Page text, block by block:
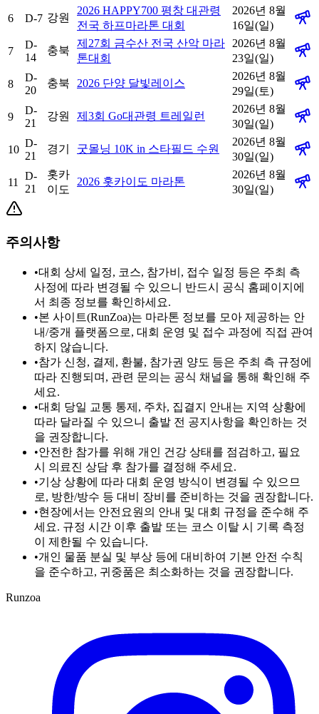
6 D-7 강원
2026 HAPPY700 평창 대관령
전국 하프마라톤 대회
2026년 8월
16일(일)
7
D-
14
충북
제27회 금수산 전국 산악 마라
톤대회
2026년 8월
23일(일)
8
D-
20
충북 2026 단양 달빛레이스
2026년 8월
29일(토)
9
D-
21
강원 제3회 Go대관령 트레일런
2026년 8월
30일(일)
10
D-
21
경기 굿몰닝 10K in 스타필드 수원
2026년 8월
30일(일)
11
D-
21
홋카
이도
2026 홋카이도 마라톤
2026년 8월
30일(일)
주의사항
•대회 상세 일정, 코스, 참가비, 접수 일정 등은 주최 측
사정에 따라 변경될 수 있으니 반드시 공식 홈페이지에
서 최종 정보를 확인하세요.
•본 사이트(RunZoa)는 마라톤 정보를 모아 제공하는 안
내/중개 플랫폼으로, 대회 운영 및 접수 과정에 직접 관여
하지 않습니다.
•참가 신청, 결제, 환불, 참가권 양도 등은 주최 측 규정에
따라 진행되며, 관련 문의는 공식 채널을 통해 확인해 주
세요.
•대회 당일 교통 통제, 주차, 집결지 안내는 지역 상황에
따라 달라질 수 있으니 출발 전 공지사항을 확인하는 것
을 권장합니다.
•안전한 참가를 위해 개인 건강 상태를 점검하고, 필요
시 의료진 상담 후 참가를 결정해 주세요.
•기상 상황에 따라 대회 운영 방식이 변경될 수 있으므
로, 방한/방수 등 대비 장비를 준비하는 것을 권장합니다.
•현장에서는 안전요원의 안내 및 대회 규정을 준수해 주
세요. 규정 시간 이후 출발 또는 코스 이탈 시 기록 측정
이 제한될 수 있습니다.
•개인 물품 분실 및 부상 등에 대비하여 기본 안전 수칙
을 준수하고, 귀중품은 최소화하는 것을 권장합니다.
Runzoa